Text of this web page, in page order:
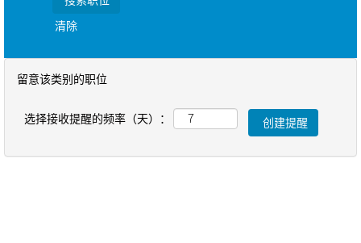
清除
留意该类别的职位
选择接收提醒的频率（天）：